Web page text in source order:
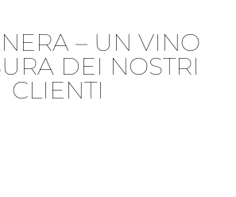
– UN VINO
DEI NOSTRI
CLIENTI